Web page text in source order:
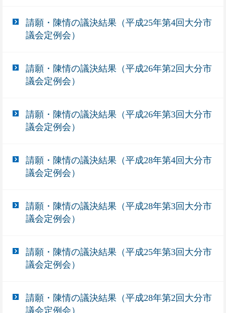
請願・陳情の議決結果（平成25年第4回大分市
議会定例会）
請願・陳情の議決結果（平成26年第2回大分市
議会定例会）
請願・陳情の議決結果（平成26年第3回大分市
議会定例会）
請願・陳情の議決結果（平成28年第4回大分市
議会定例会）
請願・陳情の議決結果（平成28年第3回大分市
議会定例会）
請願・陳情の議決結果（平成25年第3回大分市
議会定例会）
請願・陳情の議決結果（平成28年第2回大分市
議会定例会）